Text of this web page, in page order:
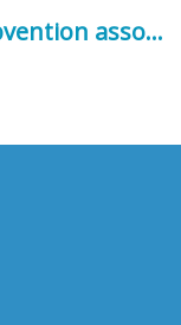
CERFA demande de subvention association